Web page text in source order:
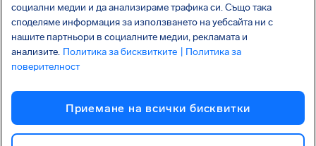
ВЗЕМЕТЕ БЕЗПЛАТНОТО НИ ПРИЛОЖЕНИЕ
Политика за поверителност
Атака на веригата за доставки Shai-Hulud
социални медии и да анализираме трафика си. Също така
споделяме информация за използването на уебсайта ни с
нашите партньори в социалните медии, рекламата и
анализите. Политика за бисквитките
| Политика за
поверителност
Приемане на всички бисквитки